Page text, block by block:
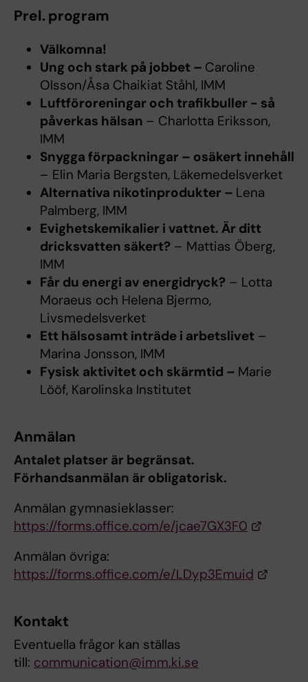
Prel. program
Välkomna!
Ung och stark på jobbet – Caroline
Olsson/Åsa Chaikiat Ståhl, IMM
Luftföroreningar och trafikbuller - så
påverkas hälsan – Charlotta Eriksson,
IMM
Snygga förpackningar – osäkert innehåll
– Elin Maria Bergsten, Läkemedelsverket
Alternativa nikotinprodukter – Lena
Palmberg, IMM
Evighetskemikalier i vattnet. Är ditt
dricksvatten säkert?– Mattias Öberg,
IMM
Får du energi av energidryck?– Lotta
Moraeus och Helena Bjermo,
Livsmedelsverket
Ett hälsosamt inträde i arbetslivet–
Marina Jonsson, IMM
Fysisk aktivitet och skärmtid – Marie
Lööf, Karolinska Institutet
Anmälan
Antalet platser är begränsat.
Förhandsanmälan är obligatorisk.
Anmälan gymnasieklasser:
https://forms.office.com/e/jcae7GX3F0
Anmälan övriga:
https://forms.office.com/e/LDyp3Emuid
Kontakt
Eventuella frågor kan ställas
till: communication@imm.ki.se